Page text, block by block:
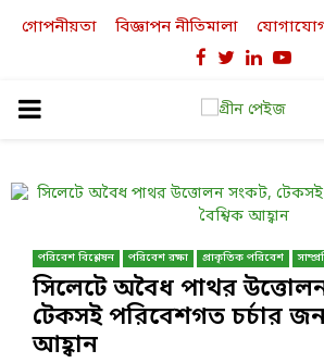
গোপনীয়তা বিজ্ঞাপন নীতিমালা
Facebook
TwitterLinkedin
PRIMARY
পরিবেশ বিশ্লেষন পরিবেশ রক্ষা প্রাকৃতিক পরিবেশ
সিলেটে অবৈধ পাথর
টেকসই পরিবেশগত চর্চার
আহ্বান